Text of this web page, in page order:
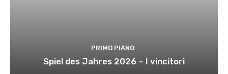
PRIMO PIANO
Spiel des Jahres 2026 – I vincitori